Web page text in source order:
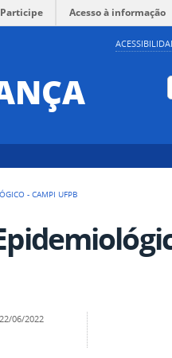
Participe Acesso à informação
- CAMPI UFPB
22/06/2022